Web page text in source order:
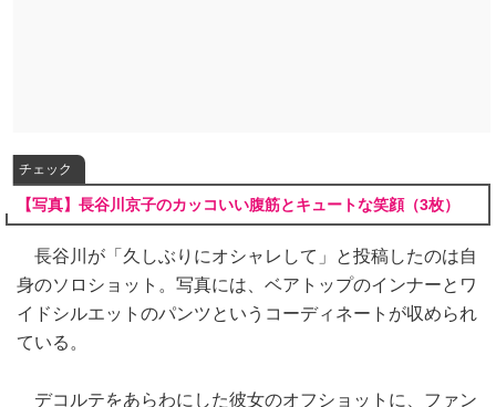
チェック
【写真】長谷川京子のカッコいい腹筋とキュートな笑顔（3枚）
長谷川が「久しぶりにオシャレして」と投稿したのは自
身のソロショット。写真には、ベアトップのインナーとワ
イドシルエットのパンツというコーディネートが収められ
ている。
デコルテをあらわにした彼女のオフショットに、ファン